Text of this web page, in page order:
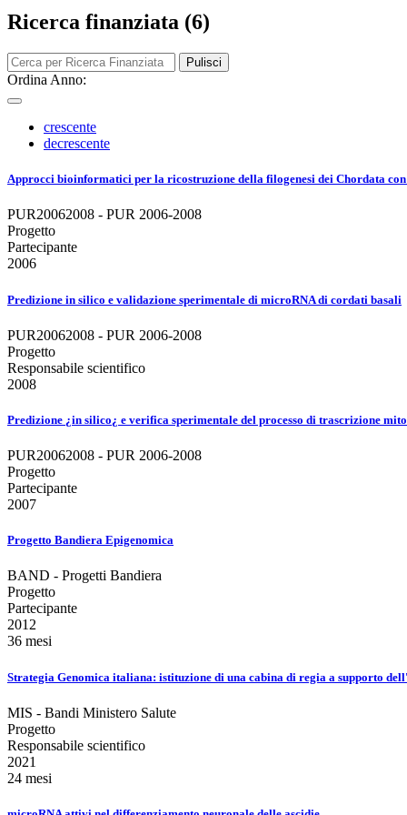
Ricerca finanziata (6)
Pulisci
Ordina Anno:
crescente
decrescente
Approcci bioinformatici per la ricostruzione della filogenesi dei Chordata
PUR20062008 - PUR 2006-2008
Progetto
Partecipante
2006
Predizione in silico e validazione sperimentale di microRNA di cordati basali
PUR20062008 - PUR 2006-2008
Progetto
Responsabile scientifico
2008
Predizione ¿in silico¿ e verifica sperimentale del processo di trascrizione
PUR20062008 - PUR 2006-2008
Progetto
Partecipante
2007
Progetto Bandiera Epigenomica
BAND - Progetti Bandiera
Progetto
Partecipante
2012
36 mesi
Strategia Genomica italiana: istituzione di una cabina di regia a supporto
MIS - Bandi Ministero Salute
Progetto
Responsabile scientifico
2021
24 mesi